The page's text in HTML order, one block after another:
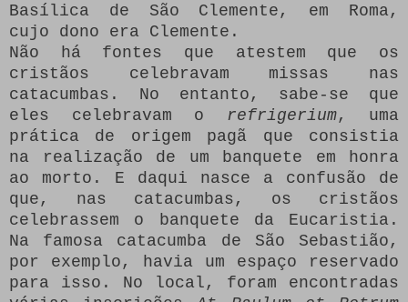
Basílica de São Clemente, em Roma,
cujo dono era Clemente.
Não há fontes que atestem que os
cristãos celebravam missas nas
catacumbas. No entanto, sabe-se que
eles celebravam o refrigerium, uma
prática de origem pagã que consistia
na realização de um banquete em honra
ao morto. E daqui nasce a confusão de
que, nas catacumbas, os cristãos
celebrassem o banquete da Eucaristia.
Na famosa catacumba de São Sebastião,
por exemplo, havia um espaço reservado
para isso. No local, foram encontradas